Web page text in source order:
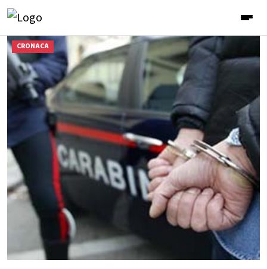
CRONACA